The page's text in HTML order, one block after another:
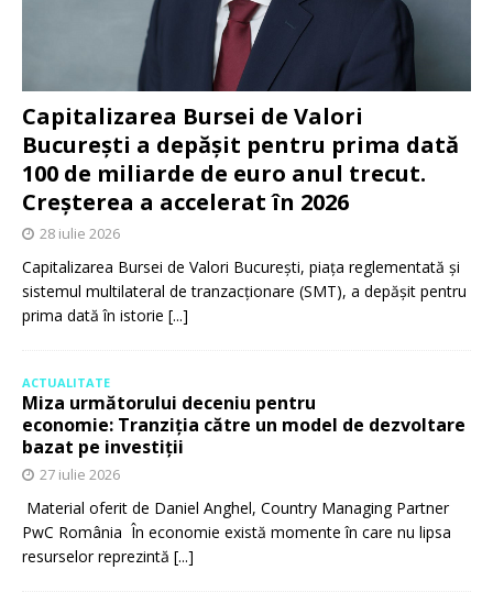
Capitalizarea Bursei de Valori
București a depășit pentru prima dată
100 de miliarde de euro anul trecut.
Creșterea a accelerat în 2026
28 iulie 2026
Capitalizarea Bursei de Valori București, piața reglementată și
sistemul multilateral de tranzacționare (SMT), a depășit pentru
prima dată în istorie [...]
ACTUALITATE
Miza următorului deceniu pentru
economie: Tranziția către un model de dezvoltare
bazat pe investiții
27 iulie 2026
Material oferit de Daniel Anghel, Country Managing Partner
PwC România În economie există momente în care nu lipsa
resurselor reprezintă [...]